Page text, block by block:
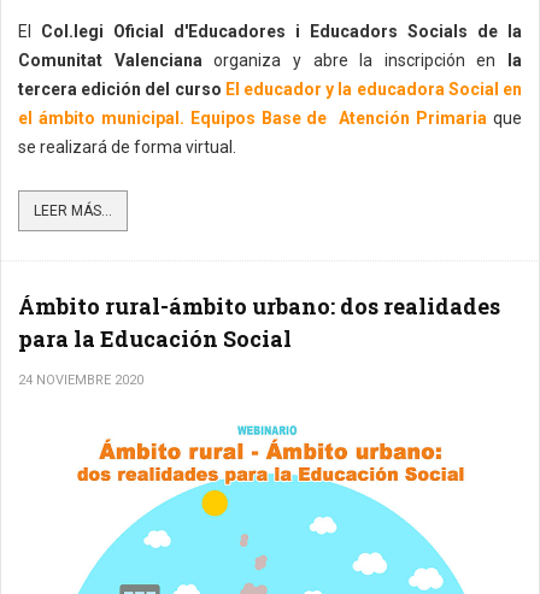
El Col.legi Oficial d'Educadores i Educadors Socials de la
Comunitat Valencianaorganiza y abre la inscripción en
la
tercera edición del curso El educador y la educadora Social en
el ámbito municipal. Equipos Base de Atención Primaria que
se realizará de forma virtual.
LEER MÁS...
Ámbito rural-ámbito urbano: dos realidades
para la Educación Social
24 NOVIEMBRE 2020